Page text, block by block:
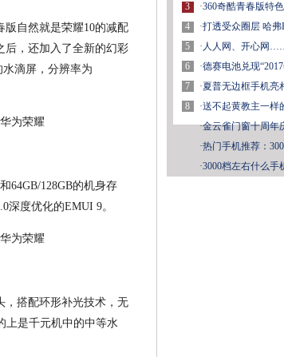
版自然就是荣耀10的减配
后，还加入了全新的幻彩
滴屏，分辨率为
64GB/128GB的机身存
深度优化的EMUI 9。
，搭配环形补光技术，无
上是千元机中的中等水
3
4
5
6
7
8
·360奇酷青春版特
·打透受众圈层 哈弗
· 人人网、开心网
·德赛电池兑现
·夏普无边框手机亮
·送不起黄教主一样
·金云雀门窗十周年
·热门手机推荐：
·3000档左右什么手